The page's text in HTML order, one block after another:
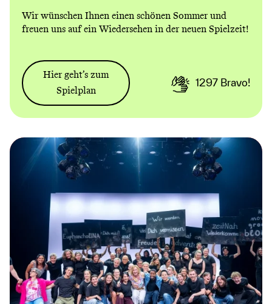
Wir wünschen Ihnen einen schönen Sommer und
freuen uns auf ein Wiedersehen in der neuen Spielzeit!
Hier geht’s zum
Spielplan
1297 Bravo!